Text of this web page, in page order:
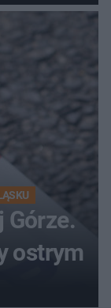
Górze.
ostrym